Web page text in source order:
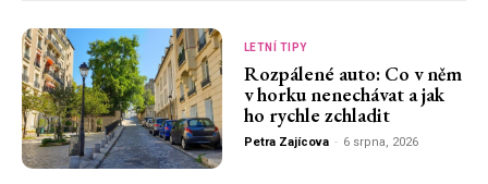
LETNÍ TIPY
Rozpálené auto: Co v něm
v horku nenechávat a jak
ho rychle zchladit
Petra Zajícova - 6 srpna, 2026